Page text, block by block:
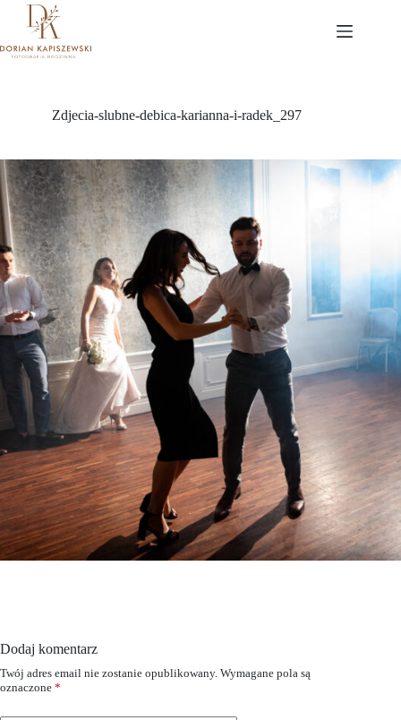
Przejdź
Zdjecia-slubne-debica-karianna-i-radek_297
Dodaj komentarz
Twój adres email nie zostanie opublikowany. Wymagane pola są
oznaczone *